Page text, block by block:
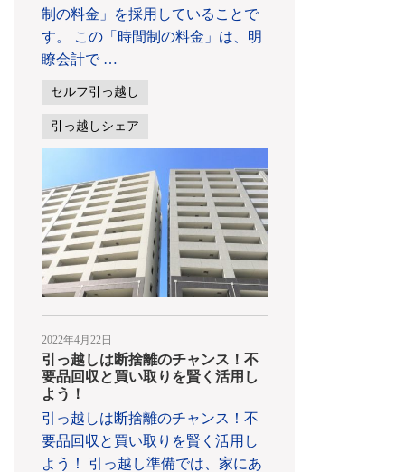
制の料金」を採用していることで
す。 この「時間制の料金」は、明
瞭会計で …
セルフ引っ越し
引っ越しシェア
2022年4月22日
引っ越しは断捨離のチャンス！不
要品回収と買い取りを賢く活用し
よう！
引っ越しは断捨離のチャンス！不
要品回収と買い取りを賢く活用し
よう！ 引っ越し準備では、家にあ